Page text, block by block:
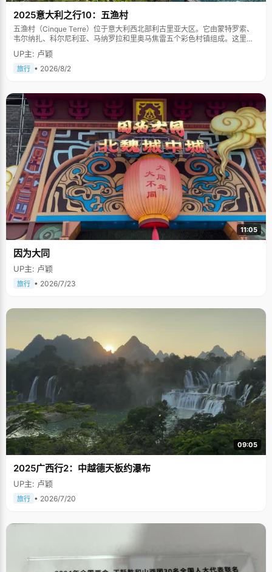
2025意大利之行10：五渔村
五渔村（Cinque Terre）位于意大利西北部利古里亚大区。它由蒙特罗索、
韦尔纳扎、科尔尼利亚、马纳罗拉和里奥马焦雷五个彩色村镇组成。这里依
山傍海，房屋色彩斑斓，1997年被列为世界文化遗产。
UP主: 卢颖
旅行 • 2026/8/2
11:05
因为大同
UP主: 卢颖
旅行 • 2026/7/23
09:05
2025广西行2：中越德天板约瀑布
UP主: 卢颖
旅行 • 2026/7/20